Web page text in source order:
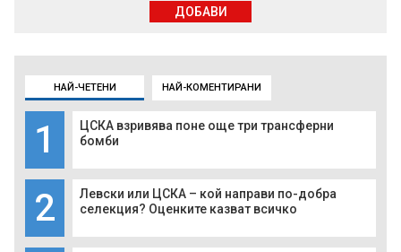
НАЙ-ЧЕТЕНИ НАЙ-КОМЕНТИРАНИ
1
ЦСКА взривява поне още три трансферни
бомби
2
Левски или ЦСКА – кой направи по-добра
селекция? Оценките казват всичко
ДОБАВИ